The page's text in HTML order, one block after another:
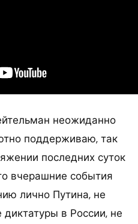
неожиданно
поддерживаю, так
последних суток
вчерашние события
лично Путина, не
в России, не